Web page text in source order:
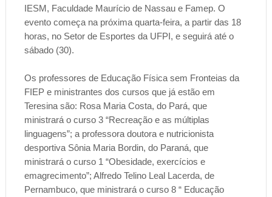
IESM, Faculdade Maurício de Nassau e Famep. O
evento começa na próxima quarta-feira, a partir das 18
horas, no Setor de Esportes da UFPI, e seguirá até o
sábado (30).
Os professores de Educação Física sem Fronteias da
FIEP e ministrantes dos cursos que já estão em
Teresina são: Rosa Maria Costa, do Pará, que
ministrará o curso 3 “Recreação e as múltiplas
linguagens”; a professora doutora e nutricionista
desportiva Sônia Maria Bordin, do Paraná, que
ministrará o curso 1 “Obesidade, exercícios e
emagrecimento”; Alfredo Telino Leal Lacerda, de
Pernambuco, que ministrará o curso 8 “ Educação